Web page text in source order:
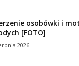
osobówki i
[FOTO]
2026